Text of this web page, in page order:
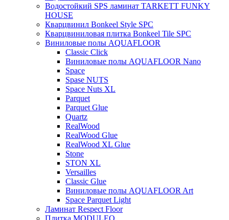
Водостойкий SPS ламинат TARKETT FUNKY
HOUSE
Кварцвинил Bonkeel Style SPC
Кварцвиниловая плитка Bonkeel Tile SPC
Виниловые полы AQUAFLOOR
Classic Click
Виниловые полы AQUAFLOOR Nano
Space
Spase NUTS
Space Nuts XL
Parquet
Parquet Glue
Quartz
RealWood
RealWood Glue
RealWood XL Glue
Stone
STON XL
Versailles
Classic Glue
Виниловые полы AQUAFLOOR Art
Space Parquet Light
Ламинат Respect Floor
Плитка MODULEO